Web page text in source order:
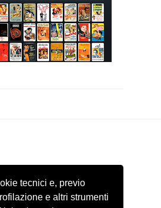
tecnici e, previo
e altri strumenti